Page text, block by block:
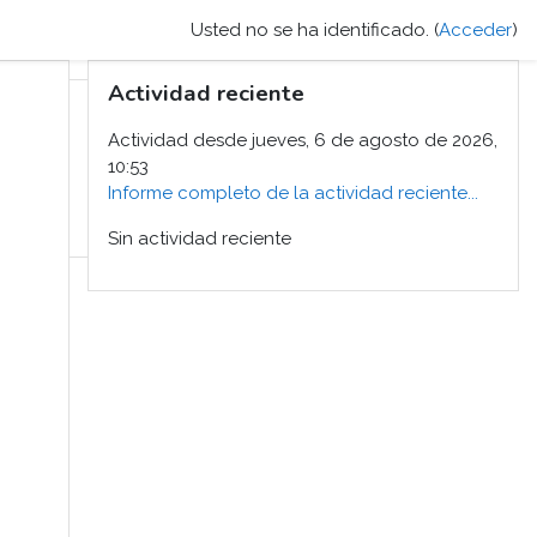
Usted no se ha identificado. (Acceder)
Actividad reciente
Actividad desde jueves, 6 de agosto de 2026,
10:53
Informe completo de la actividad reciente...
Sin actividad reciente